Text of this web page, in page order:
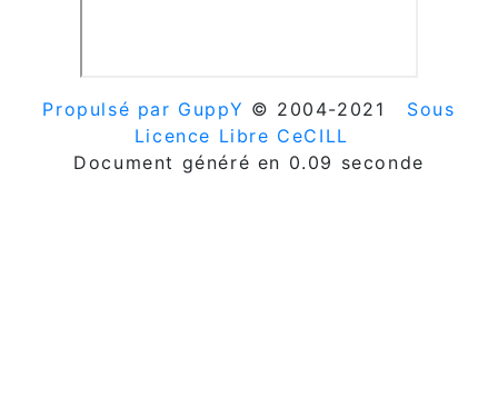
Propulsé par GuppY © 2004-2021
Sous
Licence Libre CeCILL
Document généré en 0.09 seconde